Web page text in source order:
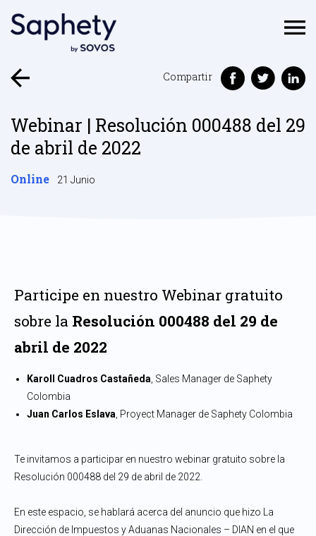
Webinar | Resolución 000488 del 29
de abril de 2022
Online 21 Junio
Compartir
Participe en nuestro Webinar gratuito
sobre la Resolución 000488 del 29 de
abril de 2022
Te invitamos a participar en nuestro webinar gratuito sobre la
Resolución 000488 del 29 de abril de 2022.
En este espacio, se hablará acerca del anuncio que hizo La
Dirección de Impuestos y Aduanas Nacionales – DIAN en el que
Karoll Cuadros Castañeda , Sales Manager de Saphety
Colombia
Juan Carlos Eslava , Proyect Manager de Saphety Colombia